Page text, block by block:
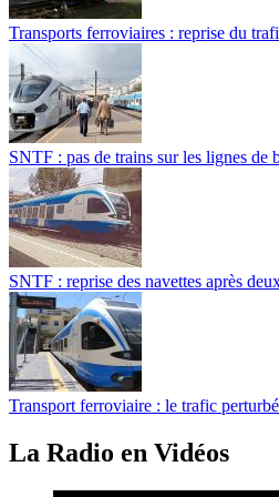
Transports ferroviaires : reprise du
SNTF : pas de trains sur les lignes de
SNTF : reprise des navettes après
Transport ferroviaire : le trafic
La Radio en Vidéos